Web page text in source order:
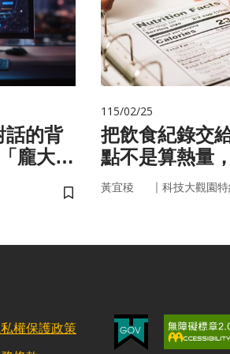
話的背
龐大算
儲存書籤
115/02/25
把飲食紀錄交
點不是算熱量
的「飲食習慣
黃宜稜 ｜ 科技大觀園
權保護政策